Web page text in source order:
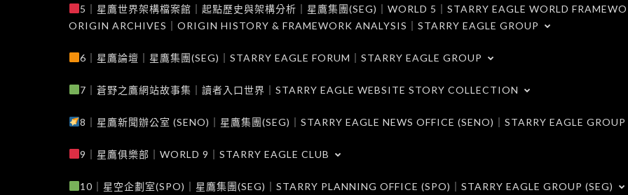
5｜星鷹世界架構檔案館｜起點歷史與架構分析｜星鷹集團(SEG)｜WORLD 5｜STARRY EAGLE WORLD
ORIGIN ARCHIVES｜ORIGIN HISTORY & FRAMEWORK ANALYSIS｜STARRY EAGLE GROUP
6｜星鷹論壇｜星鷹集團(SEG)｜STARRY EAGLE FORUM｜STARRY EAGLE GROUP
7｜蒼野之鷹網站故事集｜讀者入口世界｜STARRY EAGLE WEBSITE STORY COLLECTION
8｜星鷹新聞辦公室 (SENO)｜星鷹集團(SEG)｜STARRY EAGLE NEWS OFFICE (SENO)｜STARRY EAGLE GROUP
9｜星鷹俱樂部｜WORLD 9｜STARRY EAGLE CLUB
10｜星空企劃室(SPO)｜星鷹集團(SEG)｜STARRY PLANNING OFFICE (SPO)｜STARRY EAGLE GROUP (SEG)